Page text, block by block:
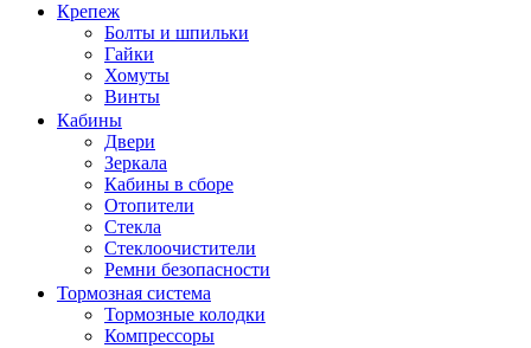
Крепеж
Болты и шпильки
Гайки
Хомуты
Винты
Кабины
Двери
Зеркала
Кабины в сборе
Отопители
Стекла
Стеклоочистители
Ремни безопасности
Тормозная система
Тормозные колодки
Компрессоры